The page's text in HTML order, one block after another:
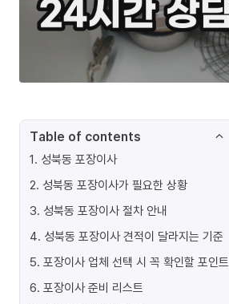
Table of contents
1. 성북동 포장이사
2. 성북동 포장이사가 필요한 상황
3. 성북동 포장이사 절차 안내
4. 성북동 포장이사 견적이 달라지는 기준
5. 포장이사 업체 선택 시 꼭 확인할 포인트
6. 포장이사 준비 리스트